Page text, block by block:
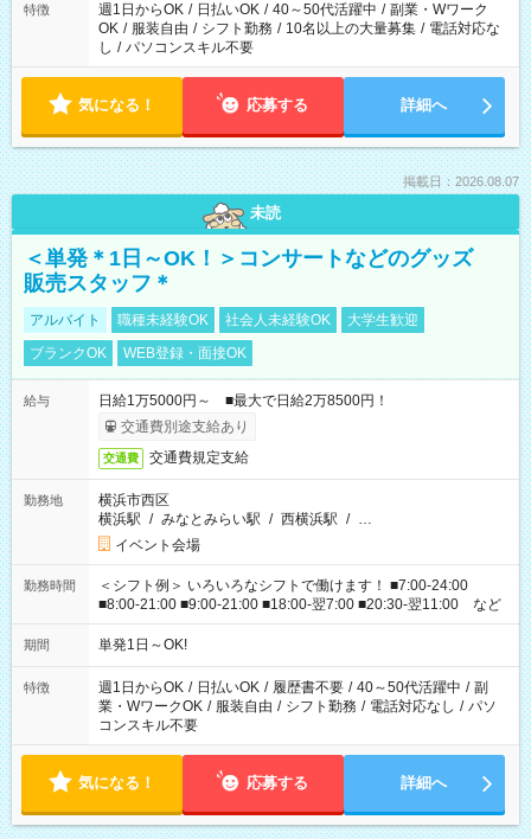
特徴 週1日からOK / 日払いOK / 40～50代活躍中 / 副業・Wワーク
OK / 服装自由 / シフト勤務 / 10名以上の大量募集 / 電話対応な
し / パソコンスキル不要
気になる！ 応募する 詳細へ
掲載日：2026.08.07
未読
＜単発＊1日～OK！＞コンサートなどのグッズ
販売スタッフ＊
アルバイト 職種未経験OK 社会人未経験OK
大学生歓迎
ブランクOK
WEB登録・面接OK
給与
日給1万5000円～ ■最大で日給2万8500円！
交通費別途支給あり
交通費 交通費規定支給
勤務地
横浜市西区
横浜駅 / みなとみらい駅 / 西横浜駅 / …
イベント会場
勤務時間
＜シフト例＞ いろいろなシフトで働けます！ ■7:00-24:00
■8:00-21:00 ■9:00-21:00 ■18:00-翌7:00 ■20:30-翌11:00 など
期間 単発1日～OK!
特徴 週1日からOK / 日払いOK / 履歴書不要 / 40～50代活躍中 / 副
業・WワークOK / 服装自由 / シフト勤務 / 電話対応なし / パソ
コンスキル不要
気になる！ 応募する 詳細へ